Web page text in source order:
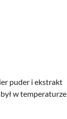
puder i ekstrakt
w temperaturze